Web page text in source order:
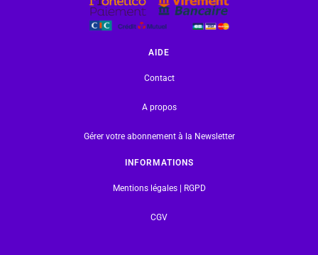
AIDE
Contact
A propos
Gérer votre abonnement à la Newsletter
INFORMATIONS
Mentions légales | RGPD
CGV